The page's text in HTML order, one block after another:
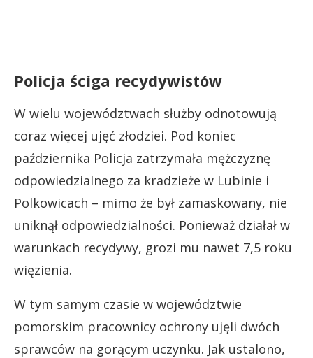
Policja ściga recydywistów
W wielu województwach służby odnotowują
coraz więcej ujęć złodziei. Pod koniec
października Policja zatrzymała mężczyznę
odpowiedzialnego za kradzieże w Lubinie i
Polkowicach – mimo że był zamaskowany, nie
uniknął odpowiedzialności. Ponieważ działał w
warunkach recydywy, grozi mu nawet 7,5 roku
więzienia.
W tym samym czasie w województwie
pomorskim pracownicy ochrony ujęli dwóch
sprawców na gorącym uczynku. Jak ustalono,